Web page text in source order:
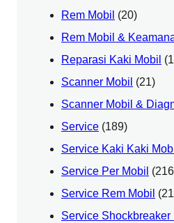
Rem Mobil (20)
Rem Mobil &
Reparasi Kaki Mobil
Scanner Mobil (21)
Scanner Mobil &
Service (189)
Service Kaki Kaki
Service Per Mobil
Service Rem Mobil
Service Shockbreaker